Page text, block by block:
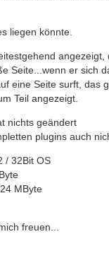
liegen könnte.
Seite...wenn er sich
eine Seite surft, das
Teil angezeigt.
nichts geändert
plugins auch
/ 32Bit OS
MByte
freuen...